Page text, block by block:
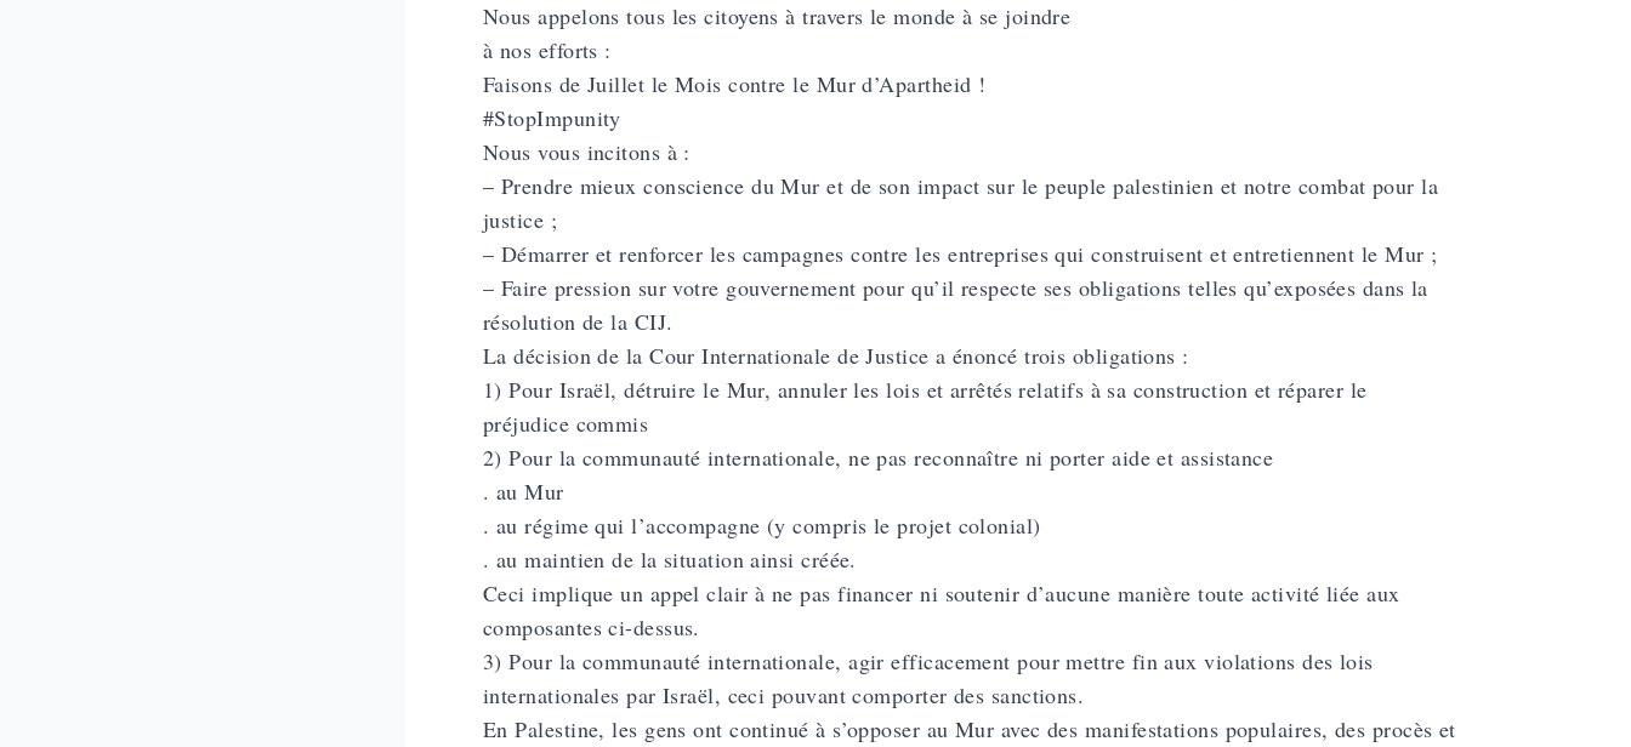
Nous appelons tous les citoyens à travers le monde à se joindre
à nos efforts :
Faisons de Juillet le Mois contre le Mur d’Apartheid !
#StopImpunity
Nous vous incitons à :
– Prendre mieux conscience du Mur et de son impact sur le peuple palestinien et notre combat pour la
justice ;
– Démarrer et renforcer les campagnes contre les entreprises qui construisent et entretiennent le Mur ;
– Faire pression sur votre gouvernement pour qu’il respecte ses obligations telles qu’exposées dans la
résolution de la CIJ.
La décision de la Cour Internationale de Justice a énoncé trois obligations :
1) Pour Israël, détruire le Mur, annuler les lois et arrêtés relatifs à sa construction et réparer le
préjudice commis
2) Pour la communauté internationale, ne pas reconnaître ni porter aide et assistance
. au Mur
. au régime qui l’accompagne (y compris le projet colonial)
. au maintien de la situation ainsi créée.
Ceci implique un appel clair à ne pas financer ni soutenir d’aucune manière toute activité liée aux
composantes ci-dessus.
3) Pour la communauté internationale, agir efficacement pour mettre fin aux violations des lois
internationales par Israël, ceci pouvant comporter des sanctions.
En Palestine, les gens ont continué à s’opposer au Mur avec des manifestations populaires, des procès et